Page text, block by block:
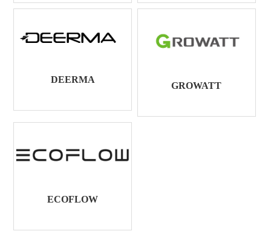
DEERMA
GROWATT
ECOFLOW